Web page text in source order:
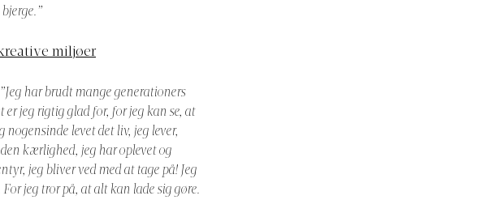
miljøer
”Jeg har brudt mange generationers
er jeg rigtig glad for, for jeg kan se, at
levet det liv, jeg lever,
kærlighed, jeg har oplevet og
jeg bliver ved med at tage på! Jeg
jeg tror på, at alt kan lade sig gøre.